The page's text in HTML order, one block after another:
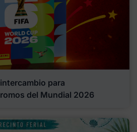
para
del Mundial 2026